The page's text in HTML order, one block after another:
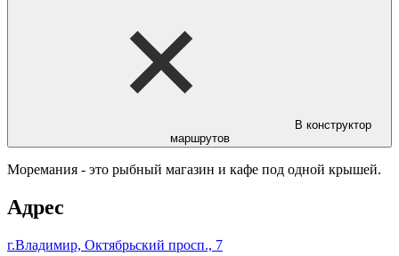
В конструктор
маршрутов
Моремания - это рыбный магазин и кафе под одной крышей.
Адрес
г.Владимир, Октябрьский просп., 7